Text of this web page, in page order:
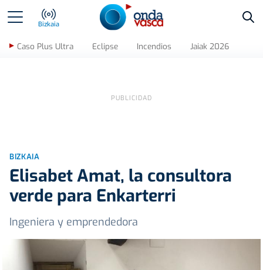
Bizkaia
Caso Plus Ultra Eclipse Incendios Jaiak 2026
BIZKAIA
Elisabet Amat, la consultora
verde para Enkarterri
Ingeniera y emprendedora